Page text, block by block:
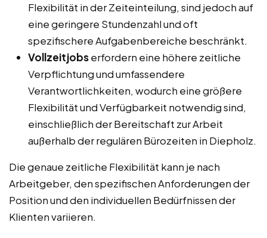
Flexibilität in der Zeiteinteilung, sind jedoch auf
eine geringere Stundenzahl und oft
spezifischere Aufgabenbereiche beschränkt.
Vollzeitjobserfordern eine höhere zeitliche
Verpflichtung und umfassendere
Verantwortlichkeiten, wodurch eine größere
Flexibilität und Verfügbarkeit notwendig sind,
einschließlich der Bereitschaft zur Arbeit
außerhalb der regulären Bürozeiten in Diepholz.
Die genaue zeitliche Flexibilität kann je nach
Arbeitgeber, den spezifischen Anforderungen der
Position und den individuellen Bedürfnissen der
Klienten variieren.